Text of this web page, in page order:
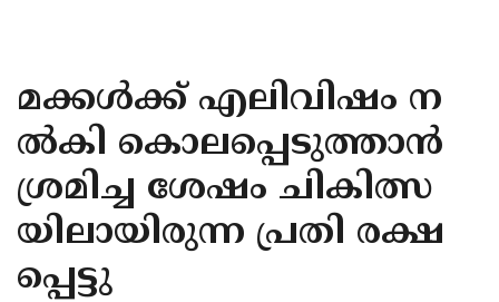
KANNUR
KASARAGOD
മക്കൾക്ക് എലിവിഷം ന
ൽകി കൊലപ്പെടുത്താൻ
ശ്രമിച്ച ശേഷം ചികിത്സ
യിലായിരുന്ന പ്രതി രക്ഷ
പ്പെട്ടു